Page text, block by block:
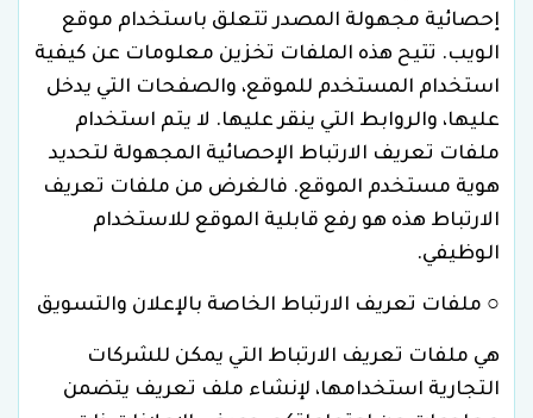
إحصائية مجهولة المصدر تتعلق باستخدام موقع
الويب. تتيح هذه الملفات تخزين معلومات عن كيفية
استخدام المستخدم للموقع، والصفحات التي يدخل
عليها، والروابط التي ينقر عليها. لا يتم استخدام
ملفات تعريف الارتباط الإحصائية المجهولة لتحديد
هوية مستخدم الموقع. فالغرض من ملفات تعريف
الارتباط هذه هو رفع قابلية الموقع للاستخدام
الوظيفي.
○ ملفات تعريف الارتباط الخاصة بالإعلان والتسويق
هي ملفات تعريف الارتباط التي يمكن للشركات
التجارية استخدامها، لإنشاء ملف تعريف يتضمن